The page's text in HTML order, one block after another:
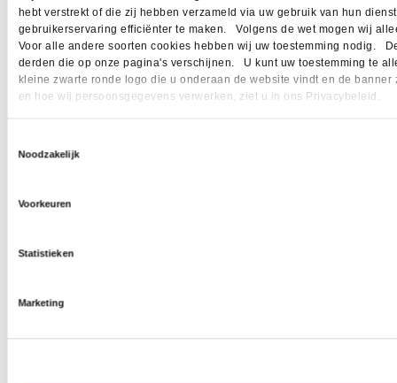
hebt verstrekt of die zij hebben verzameld via uw gebruik van hun
gebruikerservaring efficiënter te maken. Volgens de wet mogen wij
Voor alle andere soorten cookies hebben wij uw toestemming nodig.
derden die op onze pagina's verschijnen. U kunt uw toestemming te
kleine zwarte ronde logo die u onderaan de website vindt en de
en hoe wij persoonsgegevens verwerken, ziet u in ons Privacybeleid.
Noodzakelijk
Voorkeuren
Statistieken
Marketing